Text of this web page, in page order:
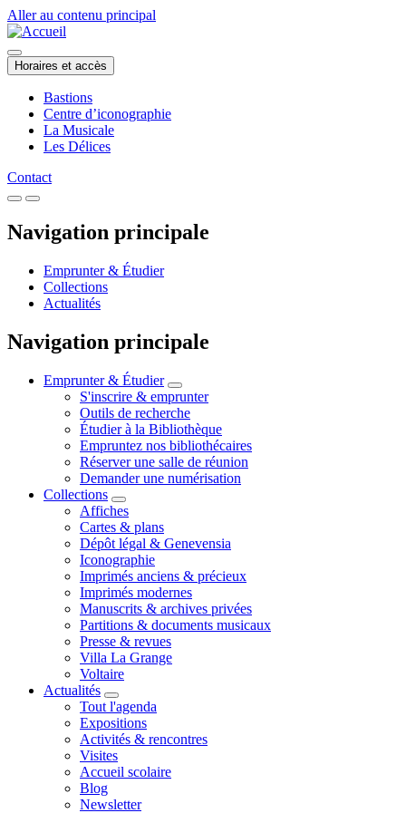
Aller au contenu principal
Horaires et accès
Bastions
Centre d’iconographie
La Musicale
Les Délices
Contact
Navigation principale
Emprunter & Étudier
Collections
Actualités
Navigation principale
Emprunter & Étudier
S'inscrire & emprunter
Outils de recherche
Étudier à la Bibliothèque
Empruntez nos bibliothécaires
Réserver une salle de réunion
Demander une numérisation
Collections
Affiches
Cartes & plans
Dépôt légal & Genevensia
Iconographie
Imprimés anciens & précieux
Imprimés modernes
Manuscrits & archives privées
Partitions & documents musicaux
Presse & revues
Villa La Grange
Voltaire
Actualités
Tout l'agenda
Expositions
Activités & rencontres
Visites
Accueil scolaire
Blog
Newsletter